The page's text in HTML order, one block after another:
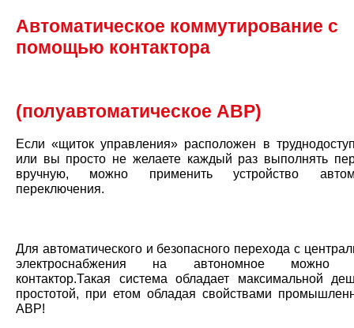
Автоматическое коммутирование с
помощью контактора
(полуавтоматическое АВР)
Если «щиток управления» расположен в
или вы просто не желаете каждый раз выполнять
вручную, можно применить устройство
переключения.
Для автоматического и безопасного перехода с
электроснабжения на автономное можно
контактор.Такая система обладает максимальной
простотой, при етом обладая свойствами
АВР!